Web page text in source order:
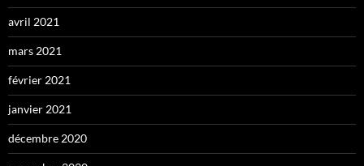
avril 2021
mars 2021
février 2021
janvier 2021
décembre 2020